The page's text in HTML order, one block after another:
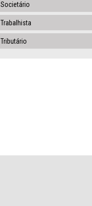
Societário
Trabalhista
Tributário